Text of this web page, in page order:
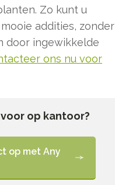
Zo kunt u
addities, zonder
door ingewikkelde
ons nu voor
op kantoor?
op met Any